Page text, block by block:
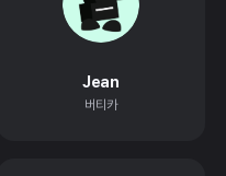
Jean
버티카